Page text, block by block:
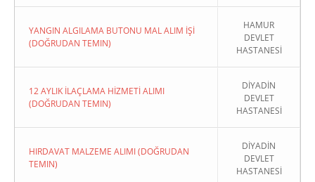
YANGIN ALGILAMA BUTONU MAL ALIM İŞİ
(DOĞRUDAN TEMIN)
HAMUR
DEVLET
HASTANESİ
12 AYLIK İLAÇLAMA HİZMETİ ALIMI
(DOĞRUDAN TEMIN)
DİYADİN
DEVLET
HASTANESİ
HIRDAVAT MALZEME ALIMI (DOĞRUDAN
TEMIN)
DİYADİN
DEVLET
HASTANESİ